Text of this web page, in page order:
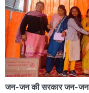
जन-जन की सरकार जन-जन के